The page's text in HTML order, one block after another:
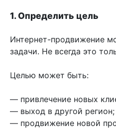
1. Определить цель
Интернет-продвижение
задачи. Не всегда это
Целью может быть:
— привлечение новых
— выход в другой регион;
— продвижение новой